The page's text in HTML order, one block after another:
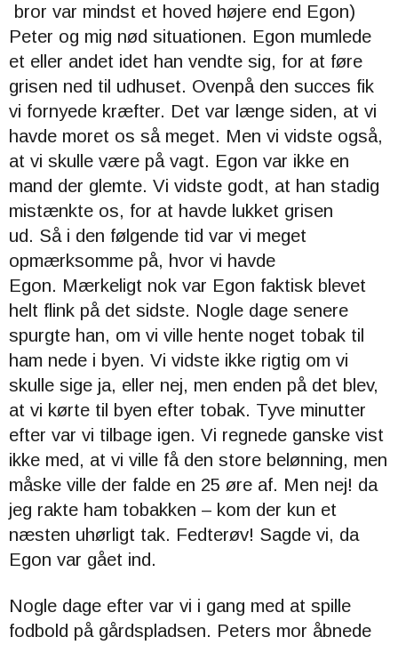
bror var mindst et hoved højere end Egon)
Peter og mig nød situationen. Egon mumlede
et eller andet idet han vendte sig, for at føre
grisen ned til udhuset. Ovenpå den succes fik
vi fornyede kræfter. Det var længe siden, at vi
havde moret os så meget. Men vi vidste også,
at vi skulle være på vagt. Egon var ikke en
mand der glemte. Vi vidste godt, at han stadig
mistænkte os, for at havde lukket grisen
ud. Så i den følgende tid var vi meget
opmærksomme på, hvor vi havde
Egon. Mærkeligt nok var Egon faktisk blevet
helt flink på det sidste. Nogle dage senere
spurgte han, om vi ville hente noget tobak til
ham nede i byen. Vi vidste ikke rigtig om vi
skulle sige ja, eller nej, men enden på det blev,
at vi kørte til byen efter tobak. Tyve minutter
efter var vi tilbage igen. Vi regnede ganske vist
ikke med, at vi ville få den store belønning, men
måske ville der falde en 25 øre af. Men nej! da
jeg rakte ham tobakken – kom der kun et
næsten uhørligt tak. Fedterøv! Sagde vi, da
Egon var gået ind.
Nogle dage efter var vi i gang med at spille
fodbold på gårdspladsen. Peters mor åbnede